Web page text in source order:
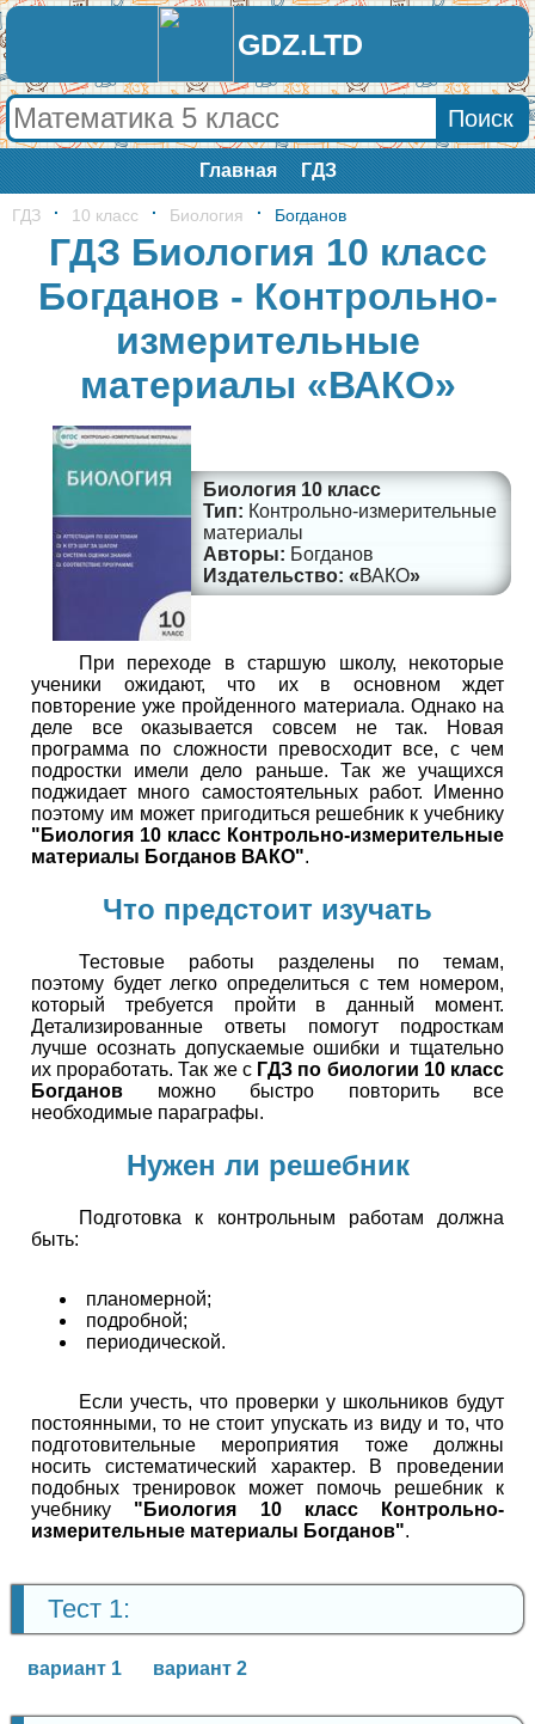
GDZ.LTD
Главная ГДЗ
ГДЗ 10 класс Биология Богданов
ГДЗ Биология 10 класс
Богданов - Контрольно-
измерительные
материалы «ВАКО»
Биология 10 класс
Контрольно-измерительные
материалы
Богданов
ВАКО
При переходе в старшую школу, некоторые
ученики ожидают, что их в основном ждет
повторение уже пройденного материала. Однако на
деле все оказывается совсем не так. Новая
программа по сложности превосходит все, с чем
подростки имели дело раньше. Так же учащихся
поджидает много самостоятельных работ. Именно
поэтому им может пригодиться решебник к учебнику
"Биология 10 класс Контрольно-измерительные
материалы Богданов ВАКО".
Что предстоит изучать
Тестовые работы разделены по темам,
поэтому будет легко определиться с тем номером,
который требуется пройти в данный момент.
Детализированные ответы помогут подросткам
лучше осознать допускаемые ошибки и тщательно
их проработать. Так же с ГДЗ по биологии 10 класс
Богданов можно быстро повторить все
необходимые параграфы.
Нужен ли решебник
Подготовка к контрольным работам должна
быть:
планомерной;
подробной;
периодической.
Если учесть, что проверки у школьников будут
постоянными, то не стоит упускать из виду и то, что
подготовительные мероприятия тоже должны
носить систематический характер. В проведении
подобных тренировок может помочь решебник к
учебнику "Биология 10 класс Контрольно-
измерительные материалы Богданов".
Тест 1:
вариант 1 вариант 2